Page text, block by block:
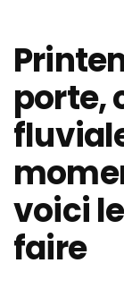
porte,
voici
faire